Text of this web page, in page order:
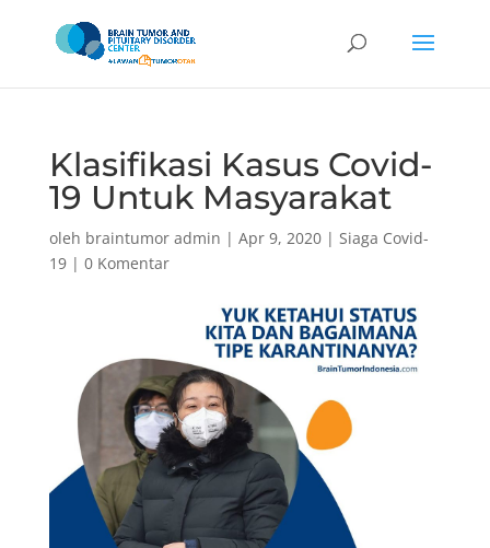
Klasifikasi Kasus Covid-
19 Untuk Masyarakat
oleh braintumor admin | Apr 9, 2020| Siaga Covid-
19| 0 Komentar